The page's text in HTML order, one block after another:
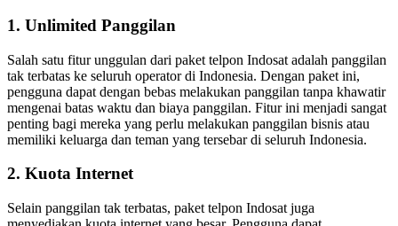
1. Unlimited Panggilan
Salah satu fitur unggulan dari paket telpon Indosat adalah panggilan
tak terbatas ke seluruh operator di Indonesia. Dengan paket ini,
pengguna dapat dengan bebas melakukan panggilan tanpa khawatir
mengenai batas waktu dan biaya panggilan. Fitur ini menjadi sangat
penting bagi mereka yang perlu melakukan panggilan bisnis atau
memiliki keluarga dan teman yang tersebar di seluruh Indonesia.
2. Kuota Internet
Selain panggilan tak terbatas, paket telpon Indosat juga